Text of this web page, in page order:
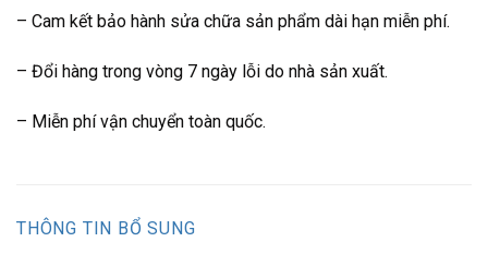
– Cam kết bảo hành sửa chữa sản phẩm dài hạn miễn phí.
– Đổi hàng trong vòng 7 ngày lỗi do nhà sản xuất.
– Miễn phí vận chuyển toàn quốc.
THÔNG TIN BỔ SUNG